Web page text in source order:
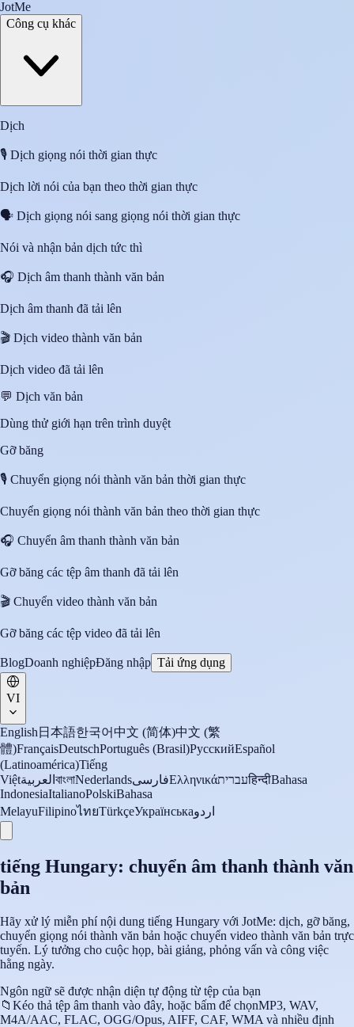
JotMe
Công cụ khác
Dịch
🎙️ Dịch giọng nói thời gian thực
Dịch lời nói của bạn theo thời gian thực
🗣️ Dịch giọng nói sang giọng nói thời gian thực
Nói và nhận bản dịch tức thì
🎧 Dịch âm thanh thành văn bản
Dịch âm thanh đã tải lên
🎬 Dịch video thành văn bản
Dịch video đã tải lên
💬 Dịch văn bản
Dùng thử giới hạn trên trình duyệt
Gỡ băng
🎙️ Chuyển giọng nói thành văn bản thời gian thực
Chuyển giọng nói thành văn bản theo thời gian thực
🎧 Chuyển âm thanh thành văn bản
Gỡ băng các tệp âm thanh đã tải lên
🎬 Chuyển video thành văn bản
Gỡ băng các tệp video đã tải lên
BlogDoanh nghiệpĐăng nhập Tải ứng dụng
VI
English 日本語한국어中文 (简体)中文 (繁
體)FrançaisDeutschPortuguês (Brasil)РусскийEspañol
(Latinoamérica)Tiếng
Việtالعربية বাংলাNederlandsفارسیΕλληνικάעבריתहिन्दीBahasa
IndonesiaItalianoPolskiBahasa
MelayuFilipinoไทยTürkçeУкраїнськаاردو
tiếng Hungary: chuyển âm thanh thành văn
bản
Hãy xử lý miễn phí nội dung tiếng Hungary với JotMe: dịch, gỡ băng,
chuyển giọng nói thành văn bản hoặc chuyển video thành văn bản trực
tuyến. Lý tưởng cho cuộc họp, bài giảng, phỏng vấn và công việc
hằng ngày.
Ngôn ngữ sẽ được nhận diện tự động từ tệp của bạn
📁 Kéo thả tệp âm thanh vào đây, hoặc bấm để chọnMP3, WAV,
M4A/AAC, FLAC, OGG/Opus, AIFF, CAF, WMA và nhiều định